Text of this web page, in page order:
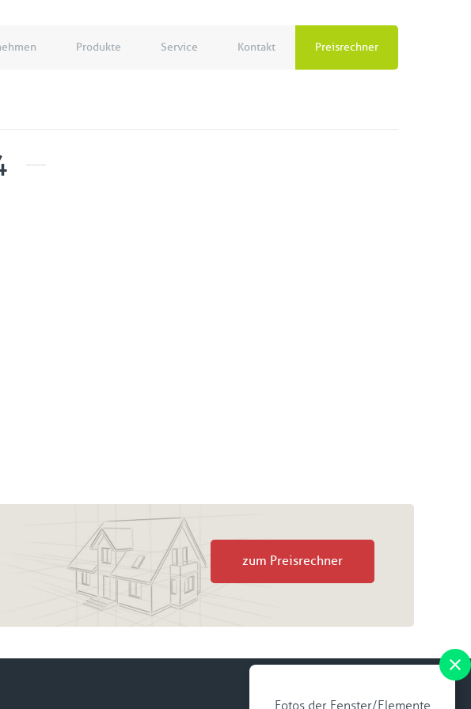
Produkte Service Kontakt Preisrechner
Fotos der Fenster/Elemente
zum Preisrechner